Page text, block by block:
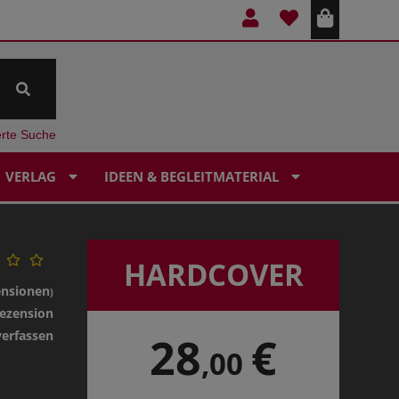
Suche
VERLAG IDEEN & BEGLEITMATERIAL
) HARDCOVER
28,00 €